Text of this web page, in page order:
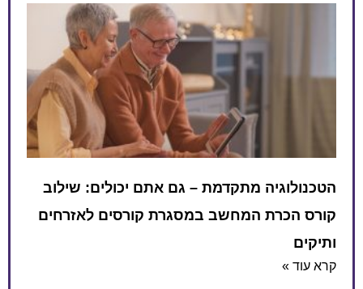
הטכנולוגיה מתקדמת – גם אתם יכולים: שילוב
קורס הכרת המחשב במסגרת קורסים לאזרחים
ותיקים
קרא עוד »